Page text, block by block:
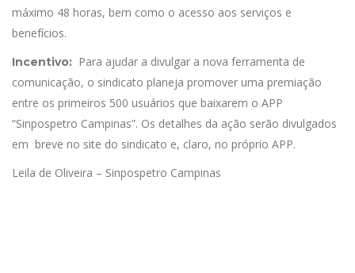
máximo 48 horas, bem como o acesso aos serviços e
benefícios.
Incentivo: Para ajudar a divulgar a nova ferramenta de
comunicação, o sindicato planeja promover uma premiação
entre os primeiros 500 usuários que baixarem o APP
“Sinpospetro Campinas”. Os detalhes da ação serão divulgados
em breve no site do sindicato e, claro, no próprio APP.
Leila de Oliveira – Sinpospetro Campinas